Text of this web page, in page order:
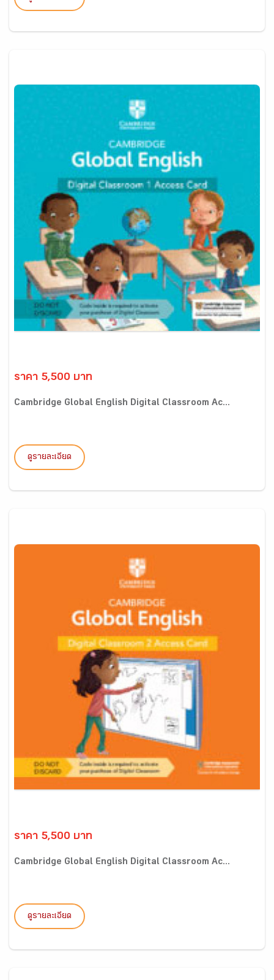
ราคา 5,500 บาท
Cambridge Global English Digital Classroom Ac...
ดูรายละเอียด
ราคา 5,500 บาท
Cambridge Global English Digital Classroom Ac...
ดูรายละเอียด